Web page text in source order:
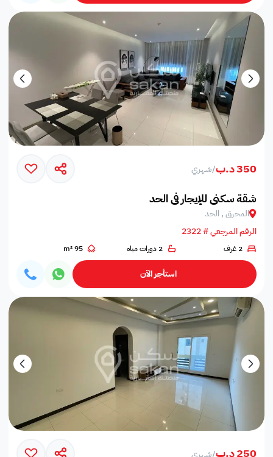
350 د.ب /شهري
شقة سكني للإيجار في الحد
المحرق , الحد
الرقم المرجعي # 2322
2 غرف 2 دورات مياه 95 m²
استأجر الآن
250 د.ب /شهري